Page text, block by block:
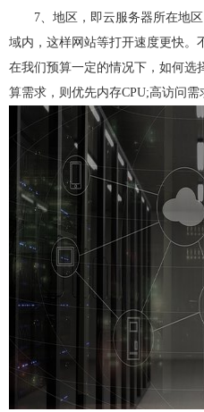
7、地区，即云服务器所在地
域内，这样网站等打开速度更快。
在我们预算一定的情况下，如何选
算需求，则优先内存CPU;高访问需